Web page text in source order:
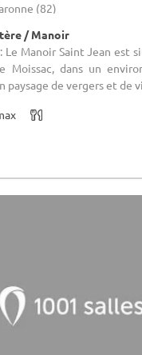
(82)
/ Manoir
Le Manoir Saint Jean est
Moissac, dans un
paysage de vergers et de